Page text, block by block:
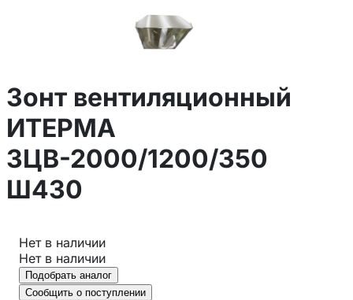
Зонт вентиляционный
ИТЕРМА
ЗЦВ-2000/1200/350
Ш430
Нет в наличии
Нет в наличии
Подобрать аналог
Сообщить о поступлении